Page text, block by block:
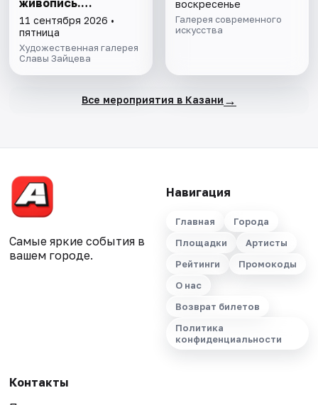
Необычная графика
11 сентября 2026 •
пятница
Художественная галерея
Славы Зайцева
воскресенье
Галерея современного
искусства
Все мероприятия в Казани →
Самые яркие события в
вашем городе.
Навигация
Главная
Города
Площадки
Артисты
Рейтинги
Промокоды
О нас
Возврат билетов
Политика
конфиденциальности
Контакты